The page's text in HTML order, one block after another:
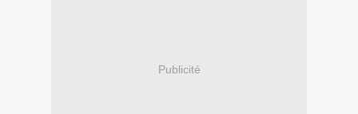
Publicité